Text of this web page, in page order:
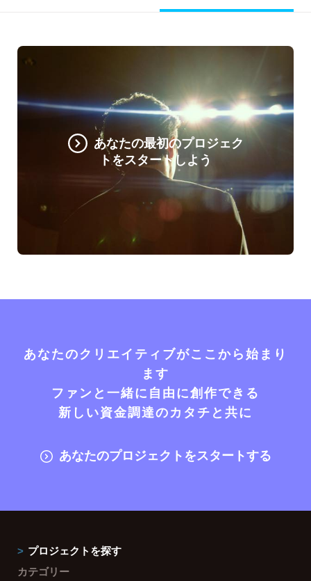
あなたの最初のプロジェク
トをスタートしよう
あなたのクリエイティブがここから始まり
ます
ファンと一緒に自由に創作できる
新しい資金調達のカタチと共に
あなたのプロジェクトをスタートする
プロジェクトを探す
カテゴリー